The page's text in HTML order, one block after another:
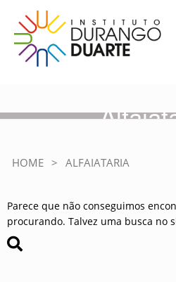
content
IDD – Instituto Durango Duarte
Instituto Durango Duarte
HOME > ALFAIATARIA
Parece que não conseguimos
procurando. Talvez uma busca no